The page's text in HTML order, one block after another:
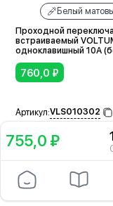
Белый
Проходной
встраиваемый
одноклавишный 10А
матовый)
760,0 ₽
Артикул:VLS010302
Доставка:Послезавтра
В корзину
755,0 ₽